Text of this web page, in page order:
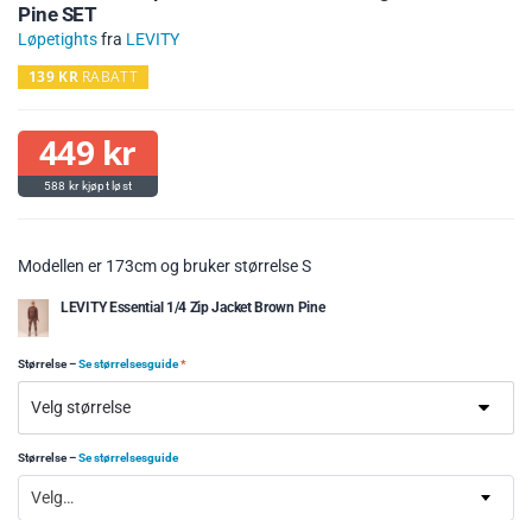
Pine SET
Løpetightsfra LEVITY
139 KRRABATT
588 kr
449 kr
Modellen er 173cm og bruker størrelse S
LEVITY Essential 1/4 Zip Jacket Brown Pine
Størrelse–Se størrelsesguide*
Størrelse–Se størrelsesguide
Velg…